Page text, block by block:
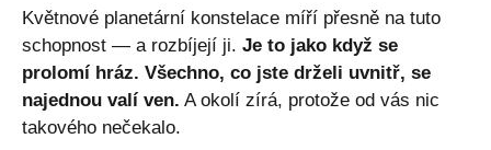
Květnové planetární konstelace míří přesně na tuto
schopnost — a rozbíjejí ji. Je to jako když se
prolomí hráz. Všechno, co jste drželi uvnitř, se
najednou valí ven. A okolí zírá, protože od vás nic
takového nečekalo.